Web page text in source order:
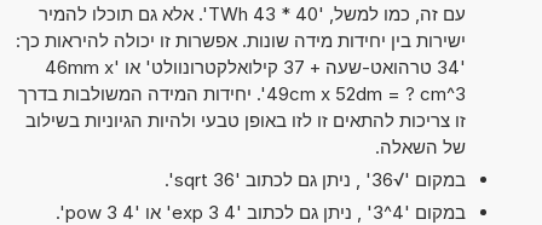
עם זה, כמו למשל, '40 * 43 TWh'. אלא גם תוכלו להמיר
ישירות בין יחידות מידה שונות. אפשרות זו יכולה להיראות כך:
'34 טרהואט-שעה + 37 קילואלקטרונוולט' או '46mm x
49cm x 52dm = ? cm^3'. יחידות המידה המשולבות בדרך
זו צריכות להתאים זו לזו באופן טבעי ולהיות הגיוניות בשילוב
של השאלה.
במקום '√36' , ניתן גם לכתוב 'sqrt 36'.
במקום '4^3' , ניתן גם לכתוב '4 exp 3' או '4 pow 3'.